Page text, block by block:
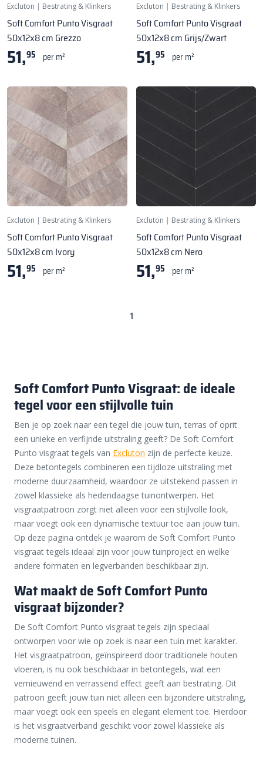
Excluton | Bestrating & Klinkers
Soft Comfort Punto Visgraat
50x12x8 cm Grezzo
51,95 per m²
Excluton | Bestrating & Klinkers
Soft Comfort Punto Visgraat
50x12x8 cm Grijs/Zwart
51,95 per m²
Excluton | Bestrating & Klinkers
Soft Comfort Punto Visgraat
50x12x8 cm Ivory
51,95 per m²
Excluton | Bestrating & Klinkers
Soft Comfort Punto Visgraat
50x12x8 cm Nero
51,95 per m²
1
Soft Comfort Punto Visgraat: de ideale
tegel voor een stijlvolle tuin
Ben je op zoek naar een tegel die jouw tuin, terras of oprit
een unieke en verfijnde uitstraling geeft? De Soft Comfort
Punto visgraat tegels van Excluton zijn de perfecte keuze.
Deze betontegels combineren een tijdloze uitstraling met
moderne duurzaamheid, waardoor ze uitstekend passen in
zowel klassieke als hedendaagse tuinontwerpen. Het
visgraatpatroon zorgt niet alleen voor een stijlvolle look,
maar voegt ook een dynamische textuur toe aan jouw tuin.
Op deze pagina ontdek je waarom de Soft Comfort Punto
visgraat tegels ideaal zijn voor jouw tuinproject en welke
andere formaten en legverbanden beschikbaar zijn.
Wat maakt de Soft Comfort Punto
visgraat bijzonder?
De Soft Comfort Punto visgraat tegels zijn speciaal
ontworpen voor wie op zoek is naar een tuin met karakter.
Het visgraatpatroon, geïnspireerd door traditionele houten
vloeren, is nu ook beschikbaar in betontegels, wat een
vernieuwend en verrassend effect geeft aan bestrating. Dit
patroon geeft jouw tuin niet alleen een bijzondere uitstraling,
maar voegt ook een speels en elegant element toe. Hierdoor
is het visgraatverband geschikt voor zowel klassieke als
moderne tuinen.